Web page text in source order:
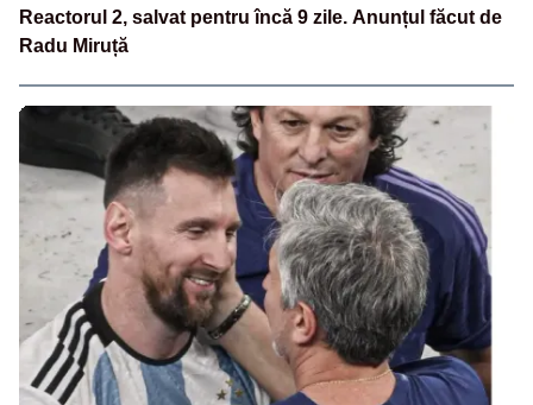
Reactorul 2, salvat pentru încă 9 zile. Anunțul făcut de
Radu Miruță